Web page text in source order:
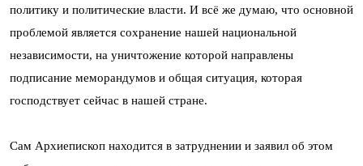
политику и политические власти. И всё же думаю, что основной
проблемой является сохранение нашей национальной
независимости, на уничтожение которой направлены
подписание меморандумов и общая ситуация, которая
господствует сейчас в нашей стране.
Сам Архиепископ находится в затруднении и заявил об этом